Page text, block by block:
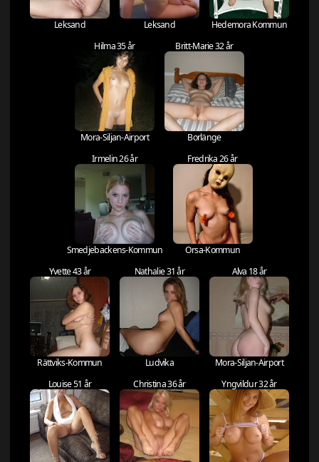
Leksand Leksand
Hedemora Kommun
Hilma 35 år
Mora-Siljan-Airport
Britt-Marie 32 år
Borlänge
Irmelin 26 år
Smedjebackens-Kommun
Fredrika 26 år
Orsa-Kommun
Yvette 43 år
Rättviks-Kommun
Nathalie 31 år
Ludvika
Alva 18 år
Mora-Siljan-Airport
Louise 51 år
Christina 36 år Yngvildur 32 år